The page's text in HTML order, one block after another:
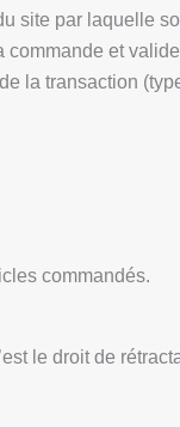
site par laquelle
et
la transaction
commandés.
le droit de